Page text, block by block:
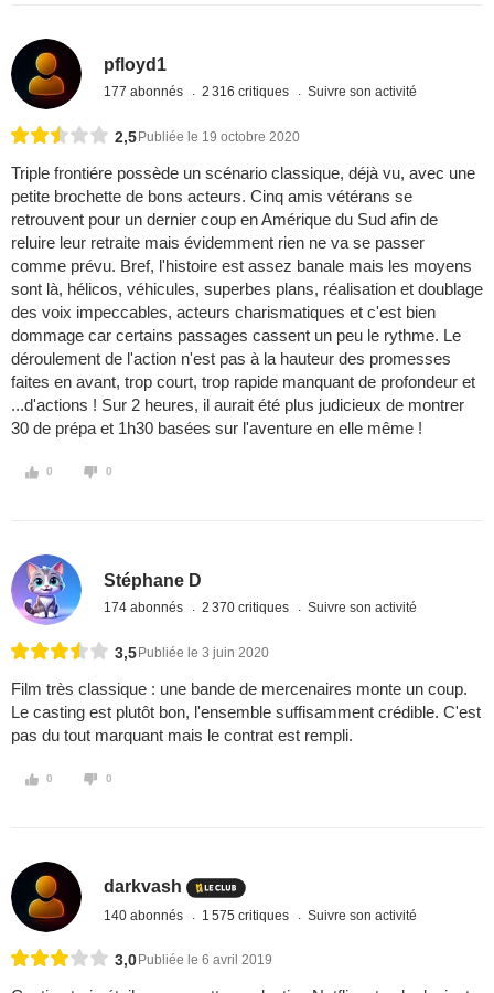
pfloyd1
177 abonnés 2 316 critiques Suivre son activité
2,5 Publiée le 19 octobre 2020
Triple frontiére possède un scénario classique, déjà vu, avec une
petite brochette de bons acteurs. Cinq amis vétérans se
retrouvent pour un dernier coup en Amérique du Sud afin de
reluire leur retraite mais évidemment rien ne va se passer
comme prévu. Bref, l'histoire est assez banale mais les moyens
sont là, hélicos, véhicules, superbes plans, réalisation et doublage
des voix impeccables, acteurs charismatiques et c'est bien
dommage car certains passages cassent un peu le rythme. Le
déroulement de l'action n'est pas à la hauteur des promesses
faites en avant, trop court, trop rapide manquant de profondeur et
...d'actions ! Sur 2 heures, il aurait été plus judicieux de montrer
30 de prépa et 1h30 basées sur l'aventure en elle même !
0 0
Stéphane D
174 abonnés 2 370 critiques Suivre son activité
3,5 Publiée le 3 juin 2020
Film très classique : une bande de mercenaires monte un coup.
Le casting est plutôt bon, l'ensemble suffisamment crédible. C'est
pas du tout marquant mais le contrat est rempli.
0 0
darkvash
140 abonnés 1 575 critiques Suivre son activité
3,0 Publiée le 6 avril 2019